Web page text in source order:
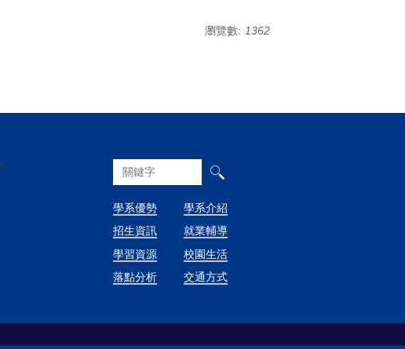
瀏覽數: 1362
學系優勢
招生資訊
學習資源
落點分析
學系介紹
就業輔導
校園生活
交通方式